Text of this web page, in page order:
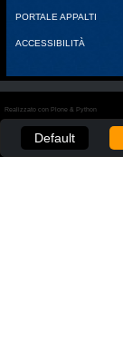
PORTALE APPALTI
ACCESSIBILITÀ
Realizzato con Plone & Python
Default